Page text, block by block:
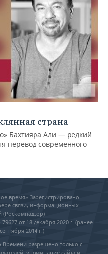
страна
Бахтияра Али — редкий
перевод современного
время» Зарегистрировано
связи, информационных
–
от 18 декабря 2020 г. (ранее
2014 г.)
Времени разрешено только с
упоминание сайта и